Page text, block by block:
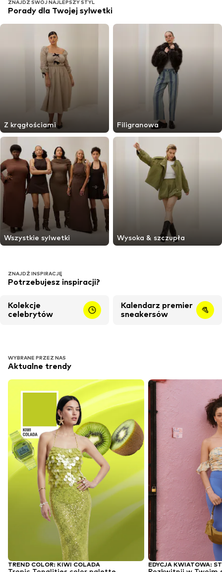
ZNAJDŹ SWÓJ NAJLEPSZY STYL
Porady dla Twojej sylwetki
Z krągłościami Filigranowa
Wszystkie sylwetki Wysoka & szczupła
ZNAJDŹ INSPIRACJĘ
Potrzebujesz inspiracji?
Kolekcje
celebrytów
Kalendarz premier
sneakersów
WYBRANE PRZEZ NAS
Aktualne trendy
TREND COLOR: KIWI COLADA